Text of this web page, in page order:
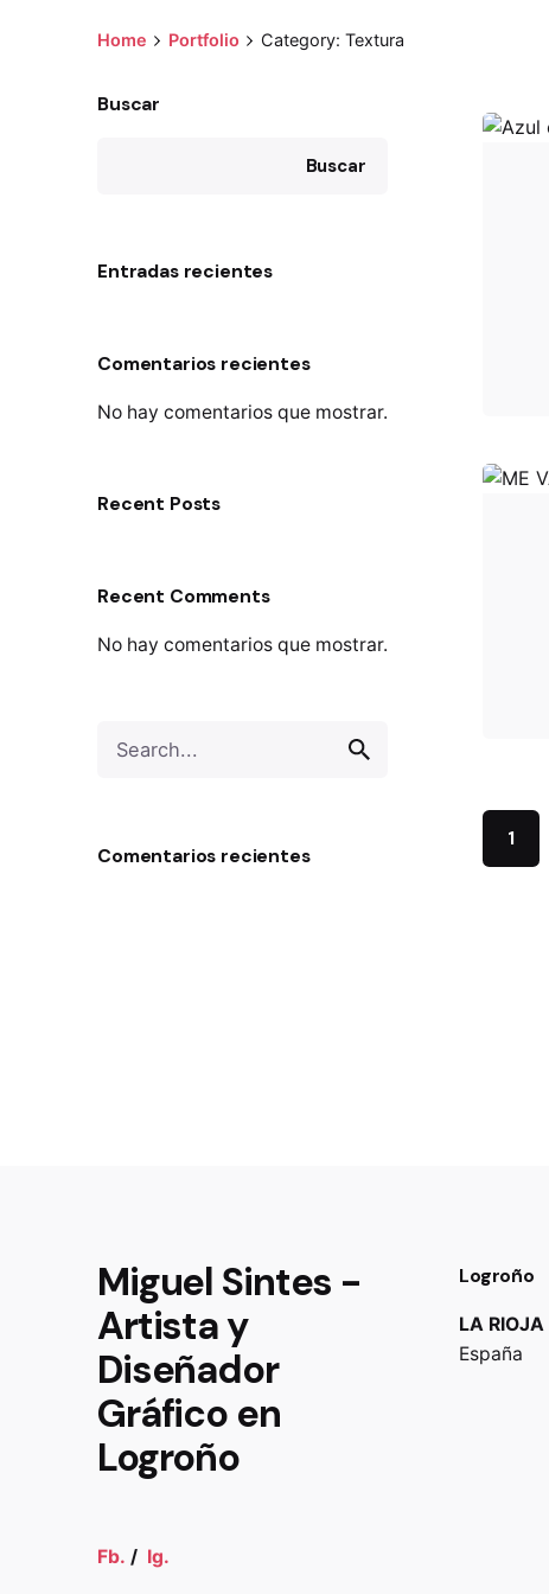
Home Portfolio Category: Textura
Buscar
Buscar
Entradas recientes
Comentarios recientes
No hay comentarios que mostrar.
Recent Posts
Recent Comments
No hay comentarios que mostrar.
for
Comentarios recientes
1
Miguel Sintes -
Artista y
Diseñador
Gráfico en
Logroño
Fb. / Ig.
Logroño
LA RIOJA
España